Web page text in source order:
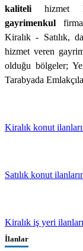
kaliteli hizmet
gayrimenkul
Kiralık - Satılık,
hizmet veren
olduğu bölgeler;
Tarabyada
Kiralık konut
Satılık konut
Kiralık iş yeri
İlanlar